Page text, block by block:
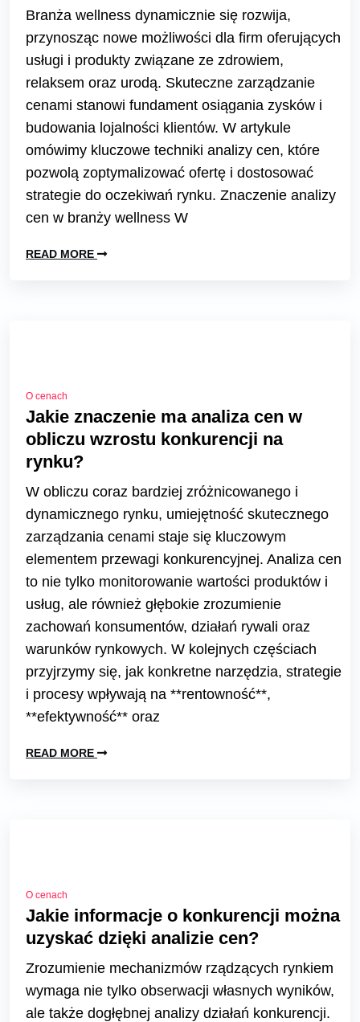
Branża wellness dynamicznie się rozwija,
przynosząc nowe możliwości dla firm oferujących
usługi i produkty związane ze zdrowiem,
relaksem oraz urodą. Skuteczne zarządzanie
cenami stanowi fundament osiągania zysków i
budowania lojalności klientów. W artykule
omówimy kluczowe techniki analizy cen, które
pozwolą zoptymalizować ofertę i dostosować
strategie do oczekiwań rynku. Znaczenie analizy
cen w branży wellness W
READ MORE
O cenach
Jakie znaczenie ma analiza cen w
obliczu wzrostu konkurencji na
rynku?
W obliczu coraz bardziej zróżnicowanego i
dynamicznego rynku, umiejętność skutecznego
zarządzania cenami staje się kluczowym
elementem przewagi konkurencyjnej. Analiza cen
to nie tylko monitorowanie wartości produktów i
usług, ale również głębokie zrozumienie
zachowań konsumentów, działań rywali oraz
warunków rynkowych. W kolejnych częściach
przyjrzymy się, jak konkretne narzędzia, strategie
i procesy wpływają na **rentowność**,
**efektywność** oraz
READ MORE
O cenach
Jakie informacje o konkurencji można
uzyskać dzięki analizie cen?
Zrozumienie mechanizmów rządzących rynkiem
wymaga nie tylko obserwacji własnych wyników,
ale także dogłębnej analizy działań konkurencji.